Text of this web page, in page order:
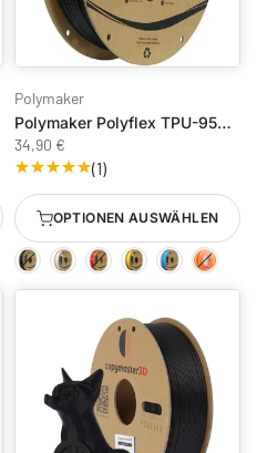
Polymaker
Polymaker Polyflex TPU-95A Filament 750g / 1.75mm
34,90 €
(1)
OPTIONEN AUSWÄHLEN